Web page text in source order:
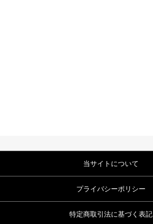
当サイトについて
プライバシーポリシー
特定商取引法に基づく表記